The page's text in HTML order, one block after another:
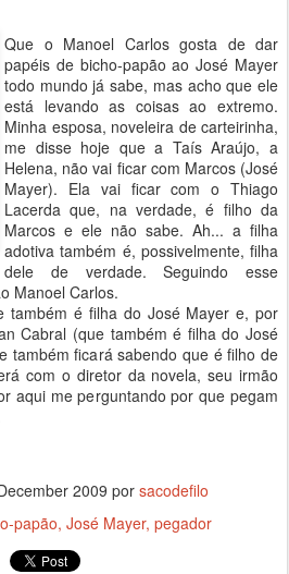
Que o Manoel Carlos gosta de dar
papéis de bicho-papão ao José Mayer
todo mundo já sabe, mas acho que ele
está levando as coisas ao extremo.
Minha esposa, noveleira de carteirinha,
me disse hoje que a Taís Araújo, a
Helena, não vai ficar com Marcos (José
Mayer). Ela vai ficar com o Thiago
Lacerda que, na verdade, é filho da
Marcos e ele não sabe. Ah... a filha
adotiva também é, possivelmente, filha
dele de verdade. Seguindo esse
Manoel Carlos.
também é filha do José Mayer e, por
Cabral (que também é filha do José
também ficará sabendo que é filho de
com o diretor da novela, seu irmão
aqui me perguntando por que pegam
2009 por sacodefilo
papão José Mayer pegador